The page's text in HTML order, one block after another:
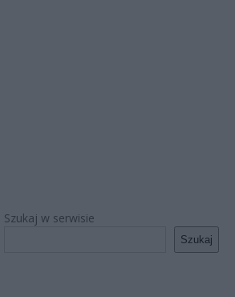
Szukaj w serwisie
Szukaj